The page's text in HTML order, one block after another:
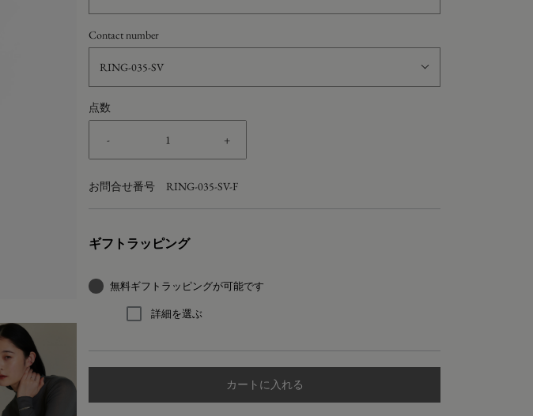
Contact number
RING-035-SV
点数
- +
お問合せ番号 RING-035-SV-F
ギフトラッピング
無料ギフトラッピングが可能です
詳細を選ぶ
カートに入れる